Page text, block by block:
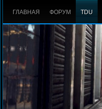
ГЛАВНАЯ ФОРУМ TDU